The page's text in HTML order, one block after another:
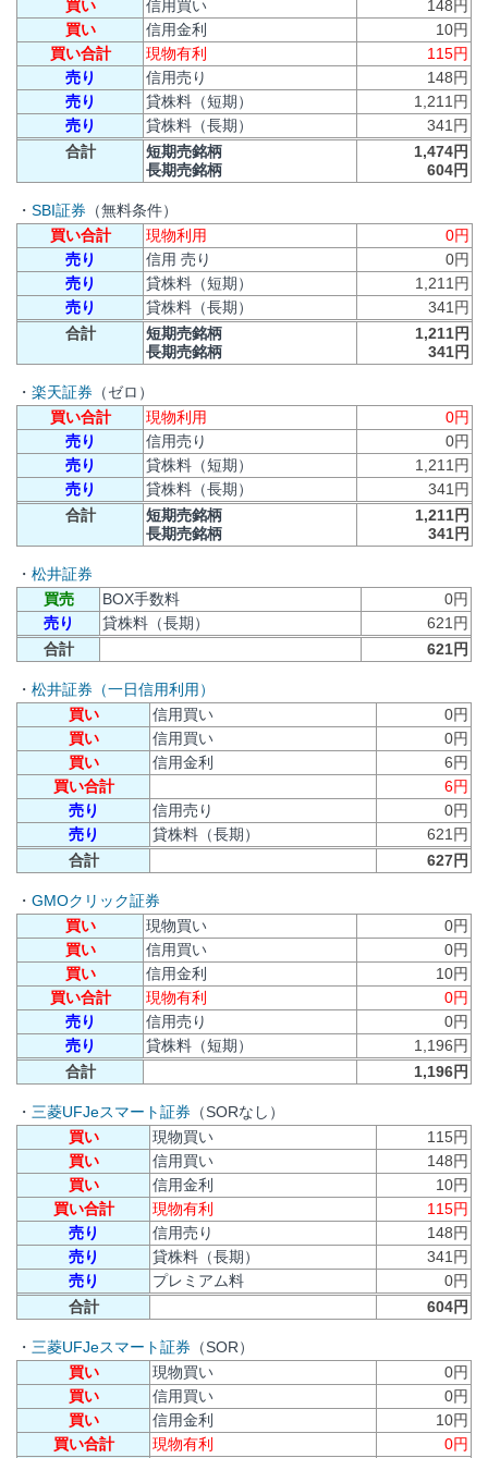
買い 信用買い
148円
買い
信用金利
10円
買い合計
現物有利
115円
売り
信用売り
148円
売り
貸株料（短期）
1,211円
売り
貸株料（長期）
341円
合計
短期売銘柄
長期売銘柄
1,474円
604円
・ SBI証券 （無料条件）
買い合計
現物利用
0円
売り
信用 売り
0円
売り
貸株料（短期）
1,211円
売り
貸株料（長期）
341円
合計
短期売銘柄
長期売銘柄
1,211円
341円
・ 楽天証券 （ゼロ）
買い合計
現物利用
0円
売り
信用売り
0円
売り
貸株料（短期）
1,211円
売り
貸株料（長期）
341円
合計
短期売銘柄
長期売銘柄
1,211円
341円
・ 松井証券
買売
BOX手数料
0円
売り
貸株料（長期）
621円
合計
621円
・ 松井証券（一日信用利用）
買い
信用買い
0円
買い
信用買い
0円
買い
信用金利
6円
買い合計
6円
売り
信用売り
0円
売り
貸株料（長期）
621円
合計
627円
・ GMOクリック証券
買い
現物買い
0円
買い
信用買い
0円
買い
信用金利
10円
買い合計
現物有利
0円
売り
信用売り
0円
売り
貸株料（短期）
1,196円
合計
1,196円
・ 三菱UFJeスマート証券 （SORなし）
買い
現物買い
115円
買い
信用買い
148円
買い
信用金利
10円
買い合計
現物有利
115円
売り
信用売り
148円
売り
貸株料（長期）
341円
売り
プレミアム料
0円
合計
604円
・ 三菱UFJeスマート証券 （SOR）
買い
現物買い
0円
買い
信用買い
0円
買い
信用金利
10円
買い合計
現物有利
0円